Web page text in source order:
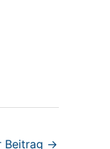
Beitrag →